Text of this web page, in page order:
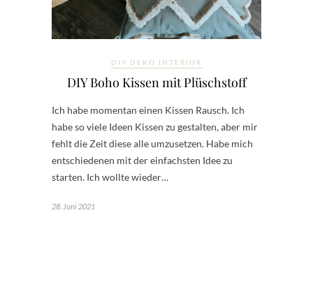
DIY DEKO INTERIOR
DIY Boho Kissen mit Plüschstoff
Ich habe momentan einen Kissen Rausch. Ich
habe so viele Ideen Kissen zu gestalten, aber mir
fehlt die Zeit diese alle umzusetzen. Habe mich
entschiedenen mit der einfachsten Idee zu
starten. Ich wollte wieder…
28. Juni 2021